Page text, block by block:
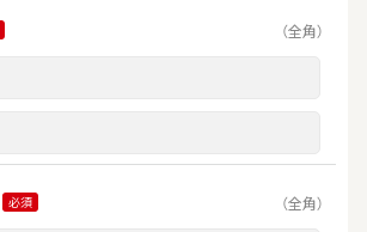
（全角）
必須 （全角）